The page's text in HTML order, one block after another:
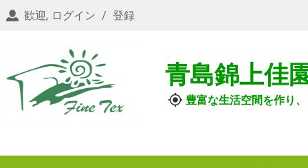
歓迎, ログイン / 登録
青島錦上佳
豊富な生活空間を作り